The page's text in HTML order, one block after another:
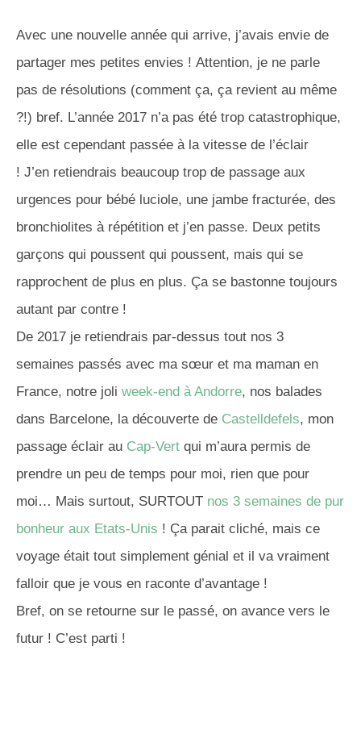
Avec une nouvelle année qui arrive, j’avais envie de
partager mes petites envies ! Attention, je ne parle
pas de résolutions (comment ça, ça revient au même
?!) bref. L’année 2017 n’a pas été trop catastrophique,
elle est cependant passée à la vitesse de l’éclair
! J’en retiendrais beaucoup trop de passage aux
urgences pour bébé luciole, une jambe fracturée, des
bronchiolites à répétition et j’en passe. Deux petits
garçons qui poussent qui poussent, mais qui se
rapprochent de plus en plus. Ça se bastonne toujours
autant par contre !
De 2017 je retiendrais par-dessus tout nos 3
semaines passés avec ma sœur et ma maman en
France, notre joli week-end à Andorre, nos balades
dans Barcelone, la découverte de Castelldefels, mon
passage éclair au Cap-Vert qui m’aura permis de
prendre un peu de temps pour moi, rien que pour
moi… Mais surtout, SURTOUT nos 3 semaines de pur
bonheur aux Etats-Unis ! Ça parait cliché, mais ce
voyage était tout simplement génial et il va vraiment
falloir que je vous en raconte d’avantage !
Bref, on se retourne sur le passé, on avance vers le
futur ! C’est parti !